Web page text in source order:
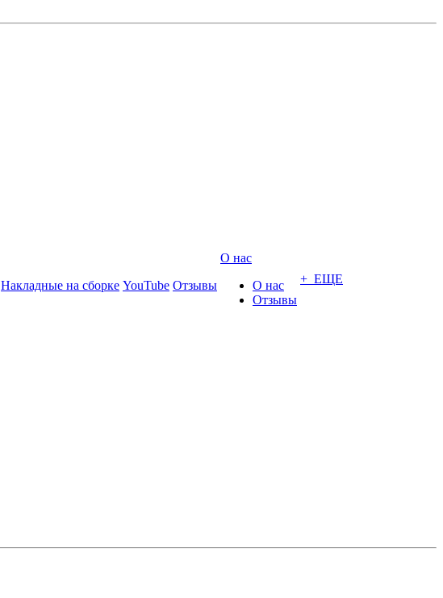
Накладные на сборке YouTube Отзывы
О нас
О нас
Отзывы
+ ЕЩЕ